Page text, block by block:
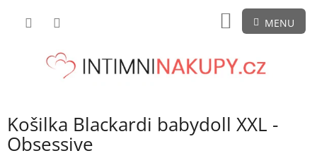
NÁKUPNÍ
KOŠÍK
Košilka Blackardi babydoll XXL -
Obsessive